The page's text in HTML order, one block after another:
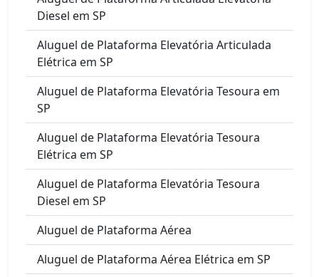
Diesel em SP
Aluguel de Plataforma Elevatória Articulada
Elétrica em SP
Aluguel de Plataforma Elevatória Tesoura em
SP
Aluguel de Plataforma Elevatória Tesoura
Elétrica em SP
Aluguel de Plataforma Elevatória Tesoura
Diesel em SP
Aluguel de Plataforma Aérea
Aluguel de Plataforma Aérea Elétrica em SP